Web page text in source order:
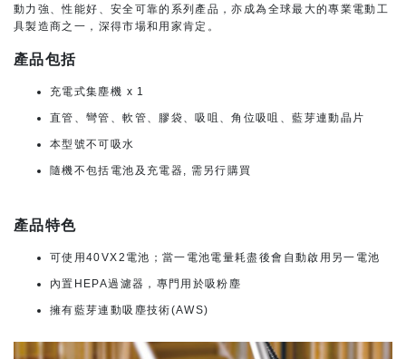
動力強、性能好、安全可靠的系列產品，亦成為全球最大的專業電動工
具製造商之一，深得市場和用家肯定。
產品包括
充電式集塵機 x 1
直管、彎管、軟管、膠袋、吸咀、角位吸咀、藍芽連動晶片
本型號不可吸水
隨機不包括電池及充電器, 需另行購買
產品特色
可使用40VX2電池；當一電池電量耗盡後會自動啟用另一電池
內置HEPA過濾器，專門用於吸粉塵
擁有藍芽連動吸塵技術(AWS)